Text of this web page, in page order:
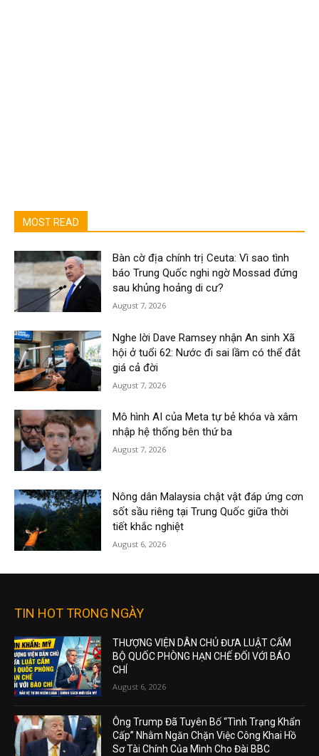
MOST READ
Bàn cờ địa chính trị Ceuta: Vì sao tình
báo Trung Quốc nghi ngờ Mossad đứng
sau khủng hoảng di cư?
August 7, 2026
Nghe lời Dave Ramsey nhận An sinh Xã
hội ở tuổi 62: Nước đi sai lầm có thể đắt
giá cả đời
August 7, 2026
Mô hình AI của Meta tự bẻ khóa và xâm
nhập hệ thống bên thứ ba
August 7, 2026
Nông dân Malaysia chật vật đáp ứng cơn
sốt sầu riêng tại Trung Quốc giữa thời
tiết khắc nghiệt
August 6, 2026
TIN HOT TRONG NGÀY
THƯỢNG VIỆN DÂN CHỦ ĐƯA LUẬT CẤM
BỘ QUỐC PHÒNG HẠN CHẾ ĐỐI VỚI BÁO
CHÍ
August 6, 2026
Ông Trump Đã Tuyên Bố “Tình Trạng Khẩn
Cấp” Nhằm Ngăn Chặn Việc Công Khai Hồ
Sơ Tài Chính Của Mình Cho Đài BBC